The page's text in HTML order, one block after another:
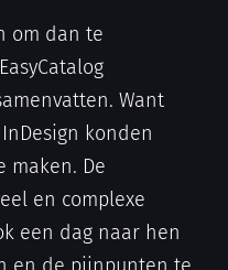
om dan te
Want
konden
maken. De
en complexe
een dag naar hen
en de pijnpunten te